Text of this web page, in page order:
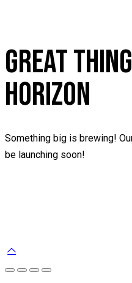
GREAT
HORIZON
Something big is brewing!
be launching soon!